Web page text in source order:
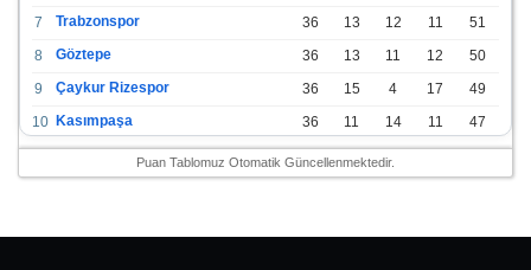
7
Trabzonspor 36 13 12 11
51
8
Göztepe 36 13 11 12
50
9
Çaykur Rizespor 36 15 4 17
49
10 Kasımpaşa 36 11 14 11
47
Konyaspor Puan Tablomuz Otomatik Güncellenmektedir.